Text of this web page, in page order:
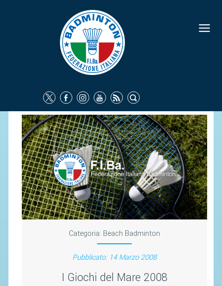
Categoria: Beach Badminton
Pubblicato: 14 Marzo 2008
I Giochi del Mare 2008
FEDERAZIONE
IDENTITÀ
COMMISSIONI FEDERALI
ORGANI TERRITORIALI
SOCIETÀ SPORTIVE
CARTE FEDERALI
ATTI UFFICIALI
TUTELA DELLA SALUTE -
ANTIDOPING
COMUNICAZIONE E MARKETING
CONTATTI
AVVISI E BANDI
CIRCOLARI